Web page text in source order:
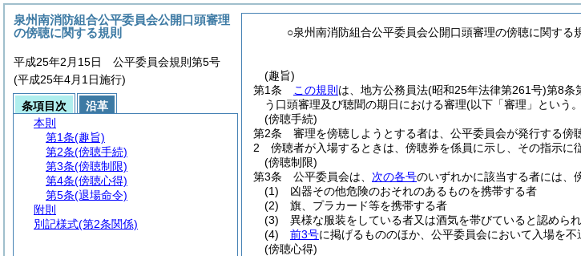
○泉州南消防組合公平委員会公開口頭審理の傍聴に関する
(趣旨)
第1条
この規則 は、地方公務員法(昭和25年法律第261号)第8条
う口頭審理及び聴聞の期日における審理(以下「審理」という
(傍聴手続)
第2条
審理を傍聴しようとする者は、公平委員会が発行する傍
2
傍聴者が入場するときは、傍聴券を係員に示し、その指示に
(傍聴制限)
第3条
公平委員会は、 次の各号のいずれかに該当する者には、
(1)
凶器その他危険のおそれのあるものを携帯する者
(2)
旗、プラカード等を携帯する者
(3)
異様な服装をしている者又は酒気を帯びていると認めら
(4)
前3号に掲げるもののほか、公平委員会において入場を不
(傍聴心得)
泉州南消防組合公平委員会公開口頭審理
の傍聴に関する規則
平成25年2月15日 公平委員会規則第5号
(平成25年4月1日施行)
条項目次
沿革
本則
第1条(趣旨)
第2条(傍聴手続)
第3条(傍聴制限)
第4条(傍聴心得)
第5条(退場命令)
附則
別記様式(第2条関係)